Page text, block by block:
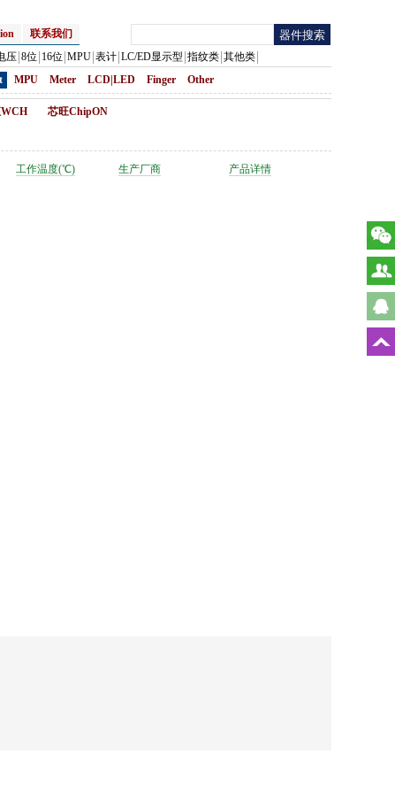
联系我们
压 8位 16位 MPU 表计 LC/ED显示型 指纹类 其他类
MPU Meter LCD|LED Finger Other
芯旺ChipON
工作温度(℃) 生产厂商 产品详情